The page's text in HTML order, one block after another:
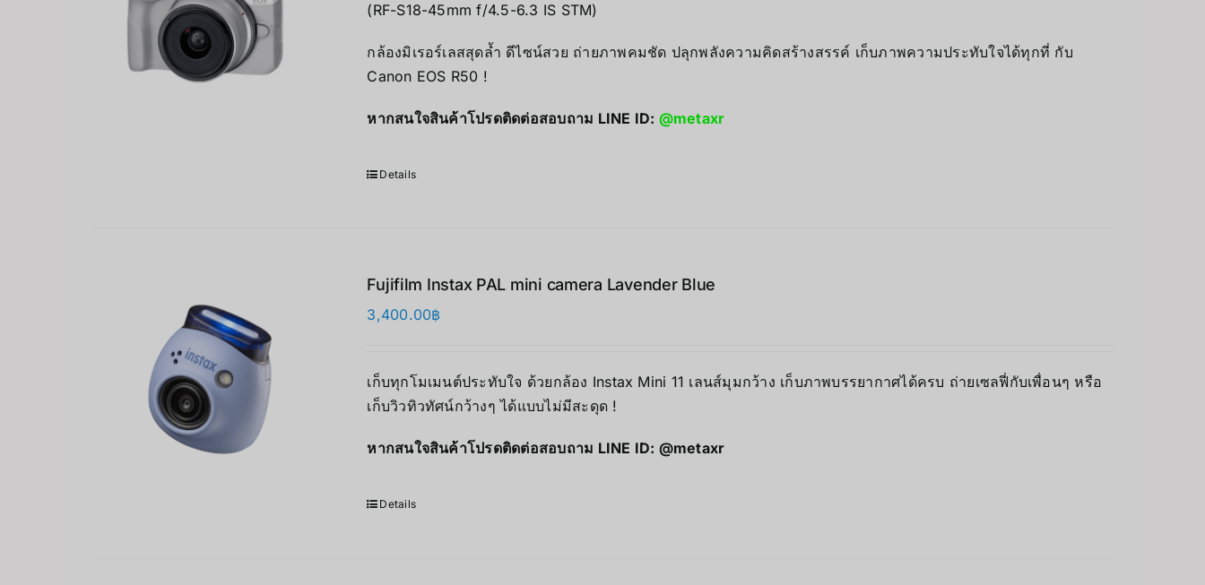
(RF-S18-45mm f/4.5-6.3 IS STM)
กล้องมิเรอร์เลสสุดล้ำ ดีไซน์สวย ถ่ายภาพคมชัด ปลุกพลังความคิดสร้างสรรค์ เก็บภาพความประทับใจได้ทุกที่ กับ
Canon EOS R50 !
หากสนใจสินค้าโปรดติดต่อสอบถาม LINE ID: @metaxr
Details
Fujifilm Instax PAL mini camera Lavender Blue
3,400.00฿
เก็บทุกโมเมนต์ประทับใจ ด้วยกล้อง Instax Mini 11 เลนส์มุมกว้าง เก็บภาพบรรยากาศได้ครบ ถ่ายเซลฟี่กับเพื่อนๆ หรือ
เก็บวิวทิวทัศน์กว้างๆ ได้แบบไม่มีสะดุด !
หากสนใจสินค้าโปรดติดต่อสอบถาม LINE ID: @metaxr
Details